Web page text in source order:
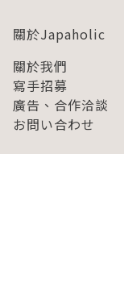
關於Japaholic
關於我們
寫手招募
廣告、合作洽談
お問い合わせ